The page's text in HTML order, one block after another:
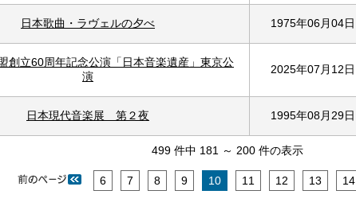
日本歌曲・ラヴェルの夕べ 1975年06月04日
創立60周年記念公演「日本音楽遺産」東京公
演
2025年07月12日
日本現代音楽展 第２夜 1995年08月29日
499 件中 181 ～ 200 件の表示
6 7 8 9 10 11 12 13 14